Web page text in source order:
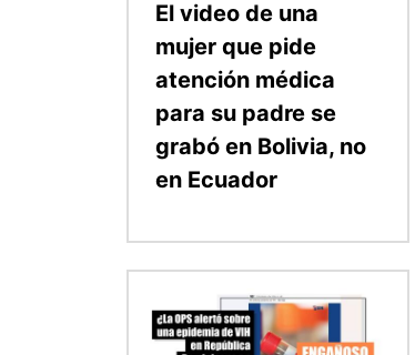
El video de una
mujer que pide
atención médica
para su padre se
grabó en Bolivia, no
en Ecuador